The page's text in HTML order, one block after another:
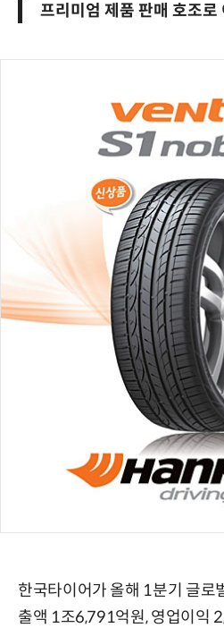
프리미엄 제품 판매 호조로
한국타이어가 올해 1분기 글로
출액 1조6,791억원, 영업이익